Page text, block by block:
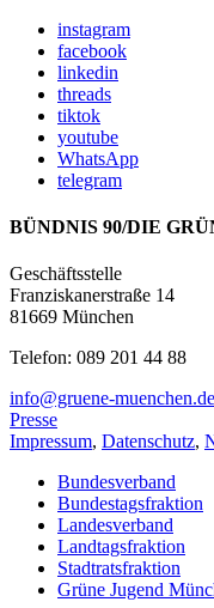
instagram
facebook
linkedin
threads
tiktok
youtube
WhatsApp
telegram
BÜNDNIS 90/DIE
Geschäftsstelle
Franziskanerstraße 14
81669 München
Telefon: 089 201 44 88
info@gruene-muenchen.de
Presse
Impressum, Datenschutz,
Bundesverband
Bundestagsfraktion
Landesverband
Landtagsfraktion
Stadtratsfraktion
Grüne Jugend